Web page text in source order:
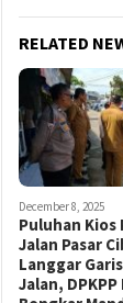
RELATED
December 8, 2025
Puluhan Kios
Jalan Pasar
Langgar
Jalan, DPKPP